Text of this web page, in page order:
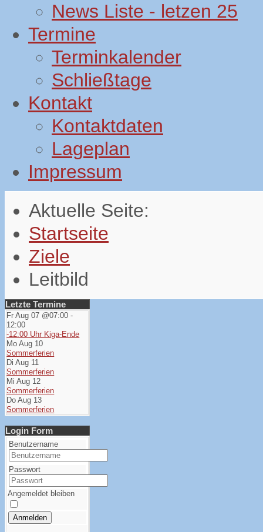
News Liste - letzen 25
Termine
Terminkalender
Schließtage
Kontakt
Kontaktdaten
Lageplan
Impressum
Aktuelle Seite:
Startseite
Ziele
Leitbild
Letzte Termine
Fr Aug 07 @07:00 -
12:00
-12:00 Uhr Kiga-Ende
Mo Aug 10
Sommerferien
Di Aug 11
Sommerferien
Mi Aug 12
Sommerferien
Do Aug 13
Sommerferien
Login Form
Benutzername
Passwort
Angemeldet bleiben
Anmelden